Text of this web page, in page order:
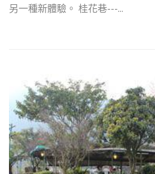
另一種新體驗。 桂花巷---...